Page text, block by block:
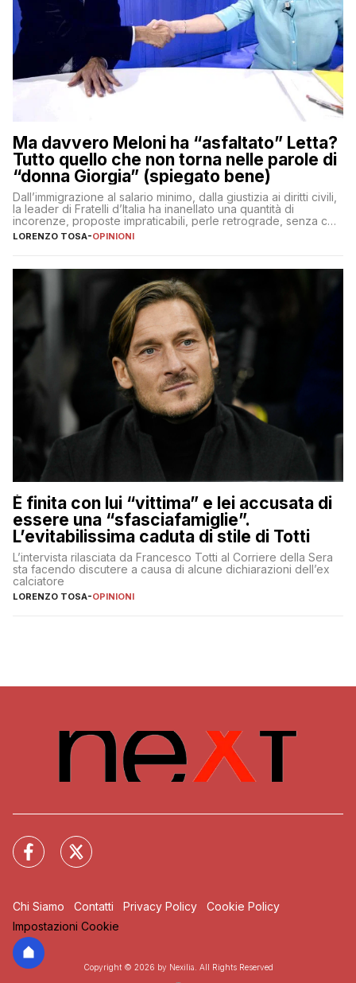
Ma davvero Meloni ha “asfaltato” Letta?
Tutto quello che non torna nelle parole di
“donna Giorgia” (spiegato bene)
Dall’immigrazione al salario minimo, dalla giustizia ai diritti civili,
la leader di Fratelli d’Italia ha inanellato una quantità di
incorenze, proposte impraticabili, perle retrograde, senza che
nessuno – a destra come a sinistra – glielo abbia fatto notare
LORENZO TOSA-OPINIONI
È finita con lui “vittima” e lei accusata di
essere una “sfasciafamiglie”.
L’evitabilissima caduta di stile di Totti
L’intervista rilasciata da Francesco Totti al Corriere della Sera
sta facendo discutere a causa di alcune dichiarazioni dell’ex
calciatore
LORENZO TOSA-OPINIONI
Chi Siamo Contatti Privacy Policy
Cookie Policy
Impostazioni Cookie
Copyright © 2026 by Nexilia. All Rights Reserved